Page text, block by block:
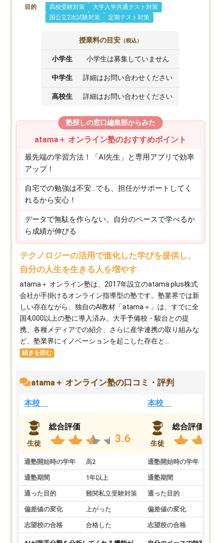
目的 高校受験対策
大学入学共通テスト対策
国公立2次試験対策
定期テスト対策
授業料の目安 （税込）
小学生 小学生は募集していません
中学生 詳細はお問い合わせください
高校生 詳細はお問い合わせください
塾探しの窓口編集部からみた
atama＋ オンライン塾のおすすめポイント
最先端の学習方法！「AI先生」と専用アプリで効率
アップ！
自宅での勉強は不安…でも、担任がサポートしてく
れるから安心！
データで無駄を作らない。自分のペースで学べるか
ら成績が伸びる
テクノロジーの活用で進化した学びを提供し、
自分の人生を生きる人を増やす
atama＋ オンライン塾は、2017年設立のatama plus株式
会社が手掛けるオンライン指導型の塾です。塾業界では新
しい存在ながら、独自のAI教材「atama＋」は、すでに全
国4,000以上の塾に導入済み。大手予備校・駿台との提
携、各種メディアでの紹介、さらに産学連携の取り組みな
ど、塾業界にイノベーションを起こした存在と...
続きを読む
atama＋ オンライン塾の口コミ・評判
本校
生徒
総合評価
3.6
通塾開始時の学年 高2
通塾期間 1年以上
通った目的 難関私立受験対策
偏差値の変化 上がった
志望校の合格 合格した
本校
生徒
総合評価
通塾開始時の学年
通塾期間
通った目的
偏差値の変化
志望校の合格